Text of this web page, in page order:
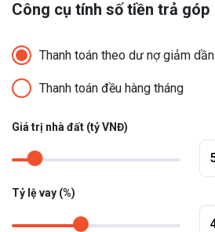
Công cụ tính số tiền trả góp
Thanh toán theo dư nợ giảm dần
Thanh toán đều hàng tháng
Giá trị nhà đất (tỷ VNĐ)
Tỷ lệ vay (%)